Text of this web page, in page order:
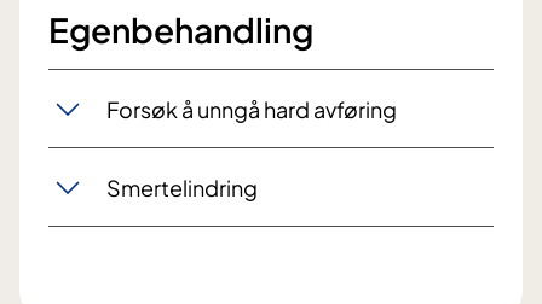
Egenbehandling
Forsøk å unngå hard avføring
Smertelindring